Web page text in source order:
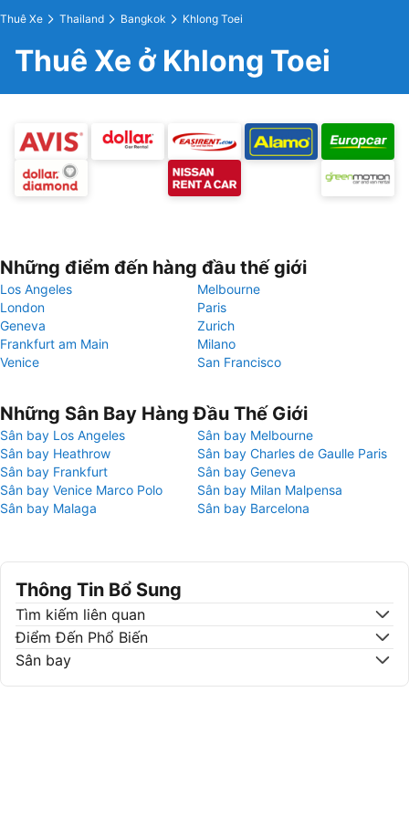
Thuê Xe Thailand Bangkok Khlong Toei
Thuê Xe ở Khlong Toei
Những điểm đến hàng đầu thế giới
Los Angeles
Melbourne
London
Paris
Geneva
Zurich
Frankfurt am Main
Milano
Venice
San Francisco
Những Sân Bay Hàng Đầu Thế Giới
Sân bay Los Angeles
Sân bay Melbourne
Sân bay Heathrow
Sân bay Charles de Gaulle Paris
Sân bay Frankfurt
Sân bay Geneva
Sân bay Venice Marco Polo
Sân bay Milan Malpensa
Sân bay Malaga
Sân bay Barcelona
Thông Tin Bổ Sung
Tìm kiếm liên quan
Điểm Đến Phổ Biến
Sân bay